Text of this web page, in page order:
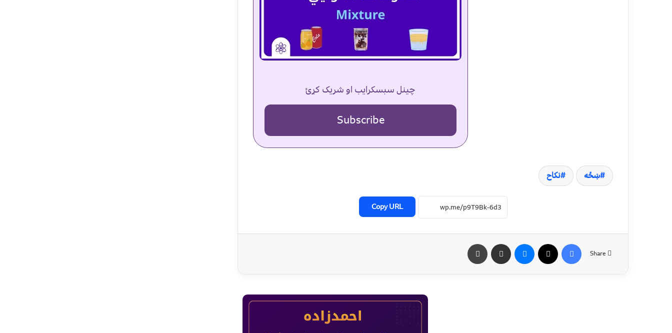
چینل سبسکرایب او شریک کړئ
Subscribe
ښځه نکاح
Copy URL
Share